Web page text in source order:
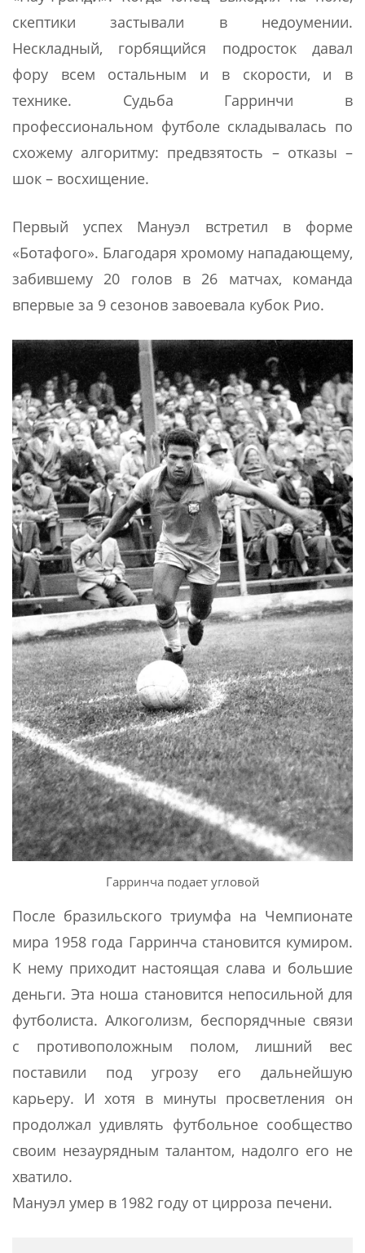
скептики застывали в недоумении.
Нескладный, горбящийся подросток давал
фору всем остальным и в скорости, и в
технике. Судьба Гарринчи в
профессиональном футболе складывалась по
схожему алгоритму: предвзятость – отказы –
шок – восхищение.
Первый успех Мануэл встретил в форме
«Ботафого». Благодаря хромому нападающему,
забившему 20 голов в 26 матчах, команда
впервые за 9 сезонов завоевала кубок Рио.
Гарринча подает угловой
После бразильского триумфа на Чемпионате
мира 1958 года Гарринча становится кумиром.
К нему приходит настоящая слава и большие
деньги. Эта ноша становится непосильной для
футболиста. Алкоголизм, беспорядчные связи
с противоположным полом, лишний вес
поставили под угрозу его дальнейшую
карьеру. И хотя в минуты просветления он
продолжал удивлять футбольное сообщество
своим незаурядным талантом, надолго его не
хватило.
Мануэл умер в 1982 году от цирроза печени.